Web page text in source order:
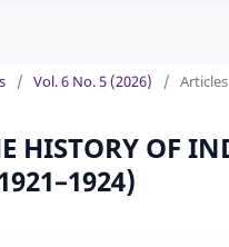
/ Vol. 6 No. 5 (2026) / Articles
HISTORY OF